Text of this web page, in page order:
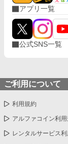
アプリ一覧
公式SNS一覧
ご利用について
利用規約
アルファコイン利用
レンタルサービス